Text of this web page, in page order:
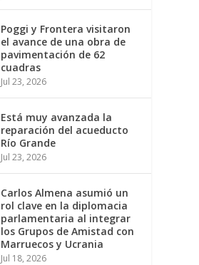
Poggi y Frontera visitaron
el avance de una obra de
pavimentación de 62
cuadras
Jul 23, 2026
Está muy avanzada la
reparación del acueducto
Río Grande
Jul 23, 2026
Carlos Almena asumió un
rol clave en la diplomacia
parlamentaria al integrar
los Grupos de Amistad con
Marruecos y Ucrania
Jul 18, 2026